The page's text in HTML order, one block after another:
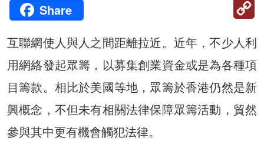
Share
互聯網使人與人之間距離拉近。近年，不少人利
用網絡發起眾籌，以募集創業資金或是為各種項
目籌款。相比於美國等地，眾籌於香港仍然是新
興概念，不但未有相關法律保障眾籌活動，貿然
參與其中更有機會觸犯法律。